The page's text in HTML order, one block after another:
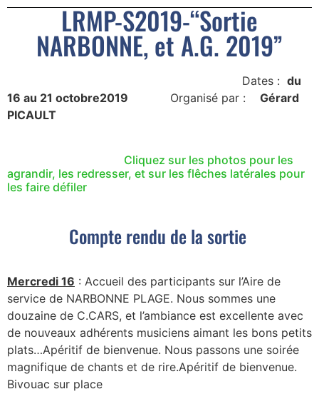
LRMP-S2019-“Sortie
NARBONNE, et A.G. 2019”
Dates : du
16 au 21 octobre2019
Organisé par : Gérard
PICAULT
Cliquez sur les photos pour les
agrandir, les redresser, et sur les flêches latérales pour
les faire défiler
Compte rendu de la sortie
Mercredi 16 : Accueil des participants sur l’Aire de
service de NARBONNE PLAGE. Nous sommes une
douzaine de C.CARS, et l’ambiance est excellente avec
de nouveaux adhérents musiciens aimant les bons petits
plats…Apéritif de bienvenue. Nous passons une soirée
magnifique de chants et de rire.Apéritif de bienvenue.
Bivouac sur place